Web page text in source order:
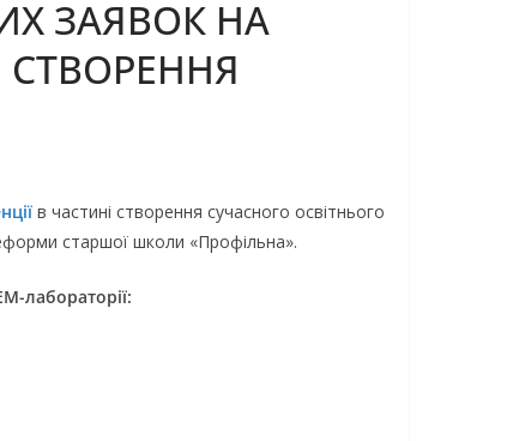
ЗАЯВОК НА
СТВОРЕННЯ
в частині створення сучасного освітнього
старшої школи «Профільна».
лабораторії: